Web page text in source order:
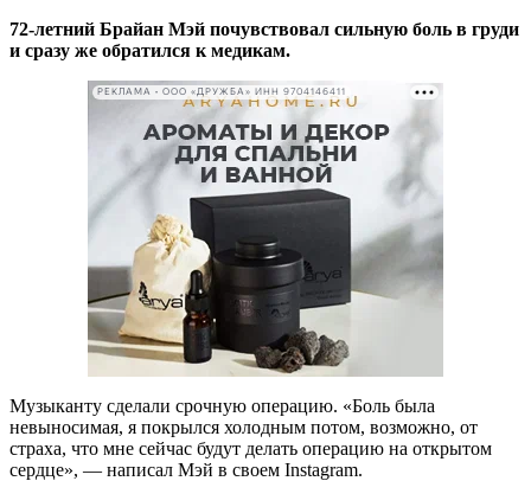
72-летний Брайан Мэй почувствовал сильную боль в груди
и сразу же обратился к медикам.
РЕКЛАМА • ООО «ДРУЖБА» ИНН 9704146411
Музыканту сделали срочную операцию. «Боль была
невыносимая, я покрылся холодным потом, возможно, от
страха, что мне сейчас будут делать операцию на открытом
сердце», — написал Мэй в своем Instagram.